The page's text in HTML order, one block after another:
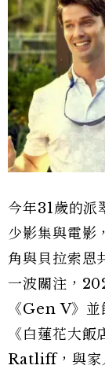
今年31歲的派
少影集與電影
角與貝拉索恩
一波關注，
《Gen V》
《白蓮花大
Ratliff，與家